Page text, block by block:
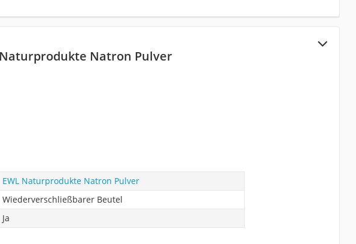
Naturprodukte Natron Pulver
EWL Naturprodukte Natron Pulver
Wiederverschließbarer Beutel
Ja